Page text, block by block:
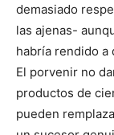
demasiado
las ajenas-
habría rendido a
El porvenir no
productos de
pueden